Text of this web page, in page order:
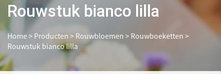
Rouwstuk bianco lilla
Home> Producten>Rouwbloemen>Rouwboeketten>
Rouwstuk bianco lilla